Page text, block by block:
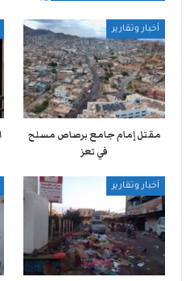
أخبار وتقارير
مقتل إمام جامع برصاص مسلح
في تعز
أخبار وتقارير